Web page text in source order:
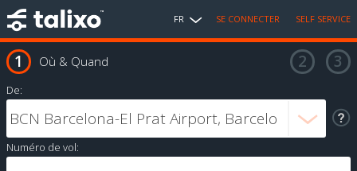
FR SE CONNECTER SELF SERVICE
Où & Quand
De:
Numéro de vol: